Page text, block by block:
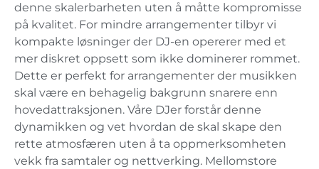
denne skalerbarheten uten å måtte kompromisse
på kvalitet. For mindre arrangementer tilbyr vi
kompakte løsninger der DJ-en opererer med et
mer diskret oppsett som ikke dominerer rommet.
Dette er perfekt for arrangementer der musikken
skal være en behagelig bakgrunn snarere enn
hovedattraksjonen. Våre DJer forstår denne
dynamikken og vet hvordan de skal skape den
rette atmosfæren uten å ta oppmerksomheten
vekk fra samtaler og nettverking. Mellomstore